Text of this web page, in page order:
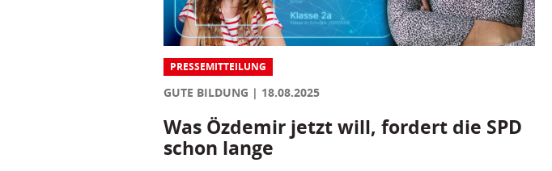
PRESSEMITTEILUNG
GUTE BILDUNG 18.08.2025
Was Özdemir jetzt will, fordert die SPD
schon lange